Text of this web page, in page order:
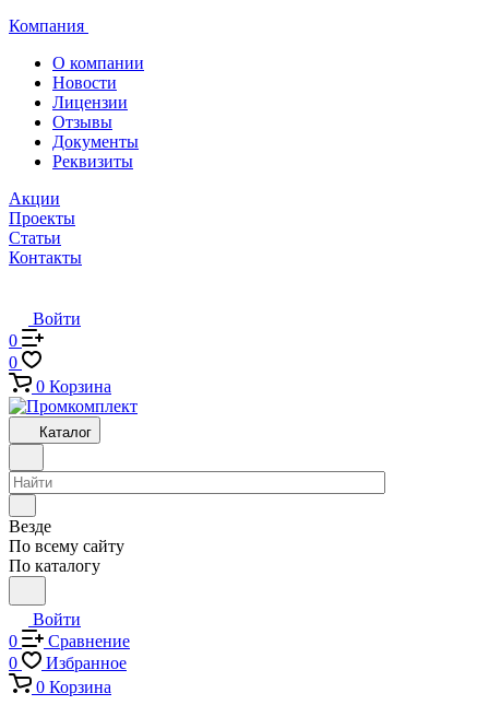
Компания
О компании
Новости
Лицензии
Отзывы
Документы
Реквизиты
Акции
Проекты
Статьи
Контакты
Войти
0
0
0 Корзина
Каталог
Везде
По всему сайту
По каталогу
Войти
0
Сравнение
0
Избранное
0 Корзина